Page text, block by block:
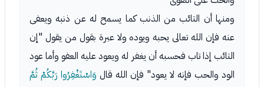
ومنها أن التائب من الذنب كما يسمح له عن ذنبه ويعفى
عنه فإن الله تعالى يحبه ويوده ولا عبرة بقول من يقول "إن
التائب إذا تاب فحسبه أن يغفر له ويعود عليه العفو وأما عود
الود والحب فإنه لا يعود" فإن الله قال وَاسْتَغْفِرُوا رَبَّكُمْ ثُمَّ